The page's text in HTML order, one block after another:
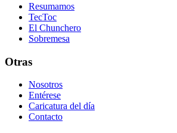
Resumamos
TecToc
El Chunchero
Sobremesa
Otras
Nosotros
Entérese
Caricatura del día
Contacto